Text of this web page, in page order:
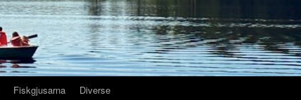
Fiskgjusarna Diverse